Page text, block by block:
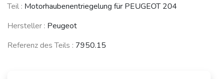
Teil : Motorhaubenentriegelung für PEUGEOT 204
Hersteller : Peugeot
Referenz des Teils : 7950.15